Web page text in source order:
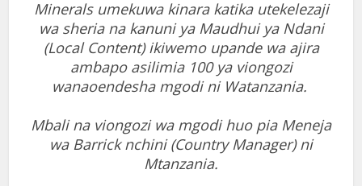
Minerals umekuwa kinara katika utekelezaji
wa sheria na kanuni ya Maudhui ya Ndani
(Local Content) ikiwemo upande wa ajira
ambapo asilimia 100 ya viongozi
wanaoendesha mgodi ni Watanzania.
Mbali na viongozi wa mgodi huo pia Meneja
wa Barrick nchini (Country Manager) ni
Mtanzania.